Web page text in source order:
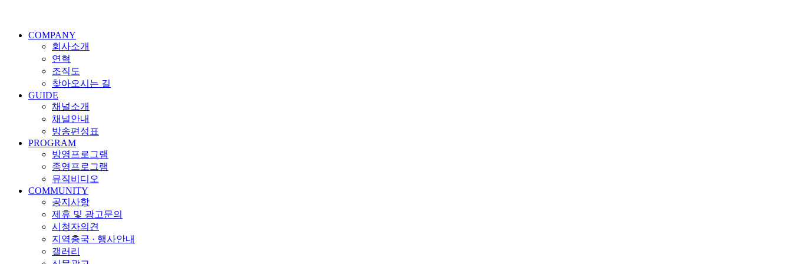
COMPANY
회사소개
연혁
조직도
찾아오시는 길
GUIDE
채널소개
채널안내
방송편성표
PROGRAM
방영프로그램
종영프로그램
뮤직비디오
COMMUNITY
공지사항
제휴 및 광고문의
시청자의견
지역총국 · 행사안내
갤러리